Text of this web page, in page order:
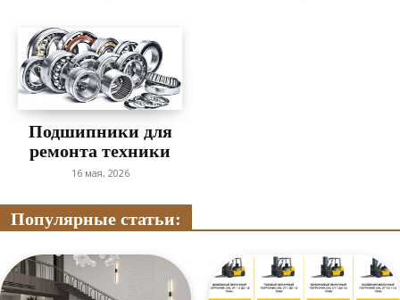
Подшипники для
ремонта техники
16 мая, 2026
Популярные статьи: